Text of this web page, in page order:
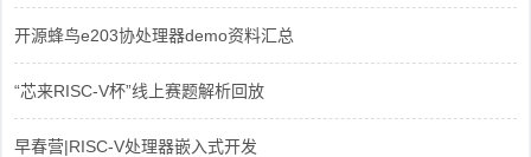
开源蜂鸟e203协处理器demo资料汇总
“芯来RISC-V杯”线上赛题解析回放
早春营|RISC-V处理器嵌入式开发